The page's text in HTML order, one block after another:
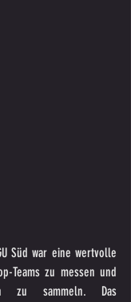
Süd war eine wertvolle
Teams zu messen und
zu sammeln. Das